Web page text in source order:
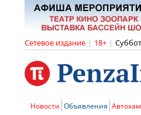
Сетевое издание | 18+ |
Новости Объявления